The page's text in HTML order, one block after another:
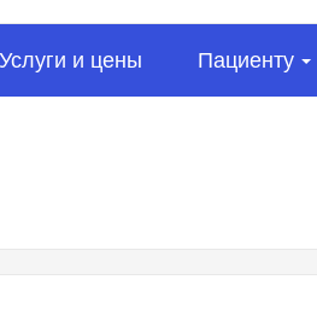
Услуги и цены Пациенту